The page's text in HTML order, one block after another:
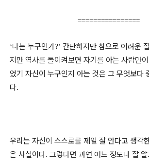
================
‘나는 누구인가?’ 간단하지만 참으로 어려운
지만 역사를 돌이켜보면 자기를 아는 사람만
었기 자신이 누구인지 아는 것은 그 무엇보다
다.
우리는 자신이 스스로를 제일 잘 안다고 생각
은 사실이다. 그렇다면 과연 어느 정도나 잘